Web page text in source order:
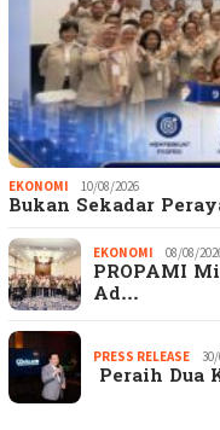
EKONOMI 10/08/2026
Bukan Sekadar
EKONOMI 08/08/
PROPAMI
Ad…
PRESS RELEASE
Peraih Dua